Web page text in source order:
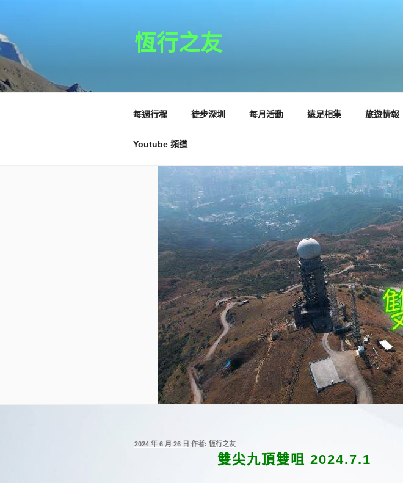
主
要
容
恆行之友
每週行程 徒步深圳 每月活動 遠足相集 旅遊情報
Youtube 頻道
發
2024 年 6 月 26 日 作者: 恆行之友
雙尖九頂雙咀 2024.7.1